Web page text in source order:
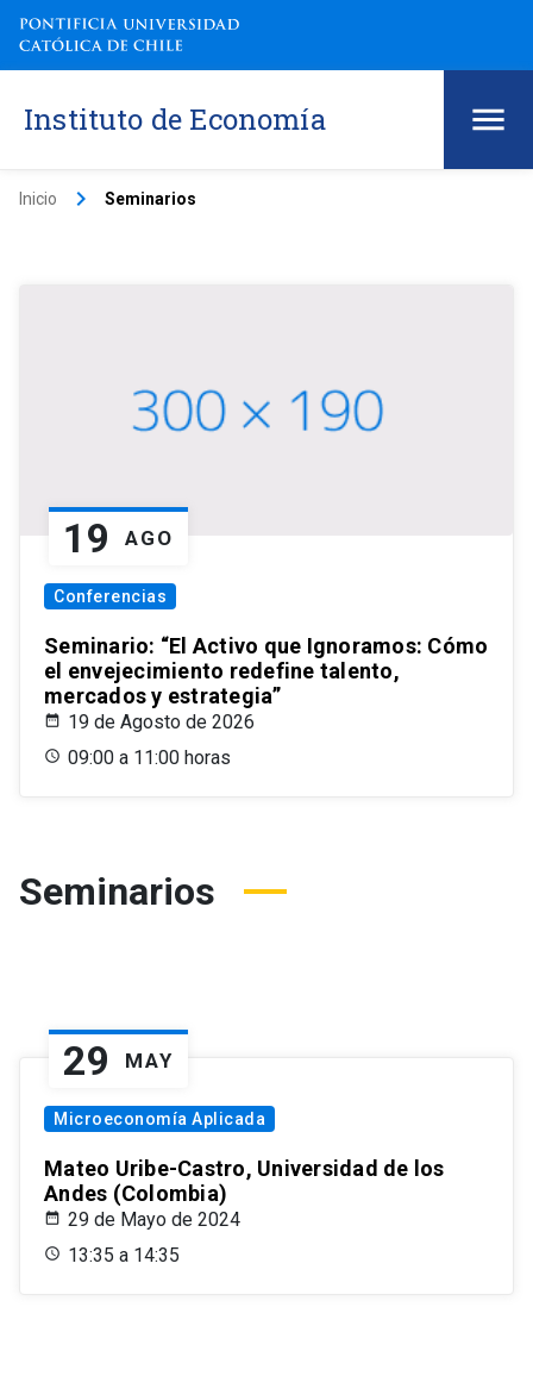
Instituto de Economía
Inicio keyboard_arrow_right Seminarios
19 AGO
Conferencias
Seminario: “El Activo que Ignoramos: Cómo
el envejecimiento redefine talento,
mercados y estrategia”
19 de Agosto de 2026
09:00 a 11:00 horas
Seminarios
29 MAY
Microeconomía Aplicada
Mateo Uribe-Castro, Universidad de los
Andes (Colombia)
29 de Mayo de 2024
13:35 a 14:35